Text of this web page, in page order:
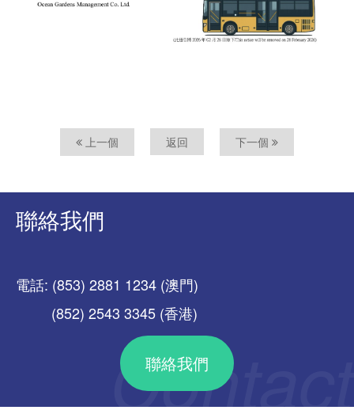
上一個 返回 下一個
聯絡我們
電話: (853) 2881 1234 (澳門)
(852) 2543 3345 (香港)
聯絡我們